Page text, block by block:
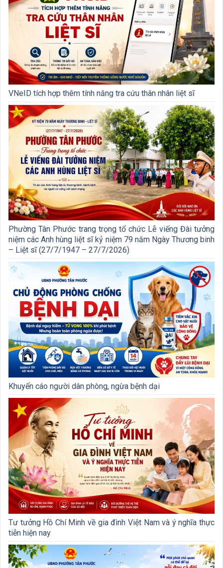
VNeID tích hợp thêm tính năng tra cứu thân nhân liệt sĩ
Phường Tân Phước trang trọng tổ chức Lễ viếng Đài tưởng
niệm các Anh hùng liệt sĩ kỷ niệm 79 năm Ngày Thương binh
– Liệt sĩ (27/7/1947 – 27/7/2026)
Khuyến cáo người dân phòng, ngừa bệnh dại
Tư tưởng Hồ Chí Minh về gia đình Việt Nam và ý nghĩa thực
tiễn hiện nay